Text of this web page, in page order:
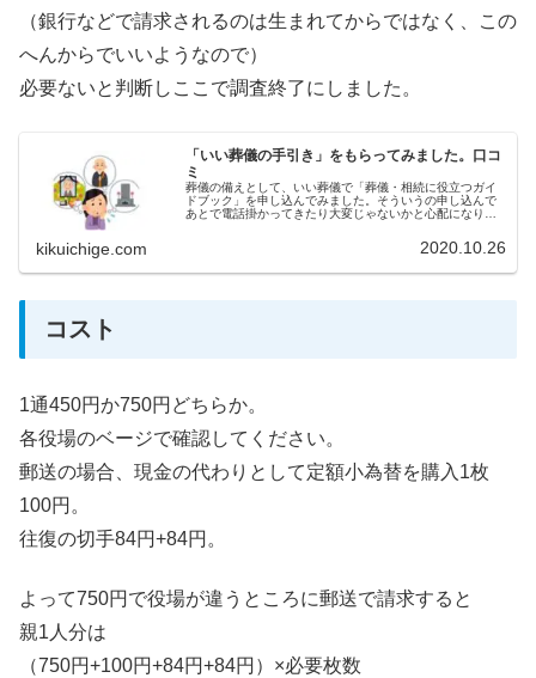
（銀行などで請求されるのは生まれてからではなく、この
へんからでいいようなので）
必要ないと判断しここで調査終了にしました。
「いい葬儀の手引き」をもらってみました。口コ
ミ
葬儀の備えとして、いい葬儀で「葬儀・相続に役立つガイ
ドブック」を申し込んでみました。そういうの申し込んで
あとで電話掛かってきたり大変じゃないかと心配になりま
kikuichige.com 2020.10.26
コスト
1通450円か750円どちらか。
各役場のベージで確認してください。
郵送の場合、現金の代わりとして定額小為替を購入1枚
100円。
往復の切手84円+84円。
よって750円で役場が違うところに郵送で請求すると
親1人分は
（750円+100円+84円+84円）×必要枚数